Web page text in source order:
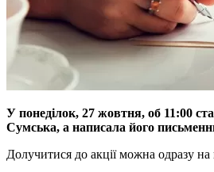
У понеділок, 27 жовтня, об 11:00
Сумська, а написала його
Долучитися до акції можна одразу на